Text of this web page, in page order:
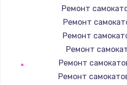
Замена платы
900 руб.
Замена регулятора
Ремонт
Ремонт
Ремонт
Ремонт
Ремонт
Ремонт